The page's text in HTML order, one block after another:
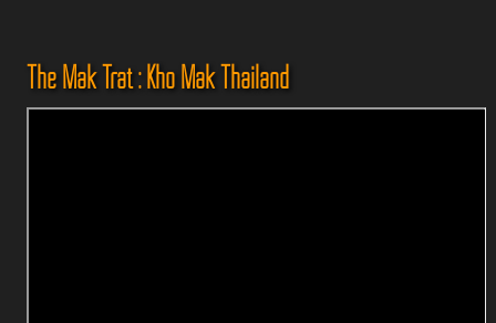
The Mak Trat : Kho Mak Thailand